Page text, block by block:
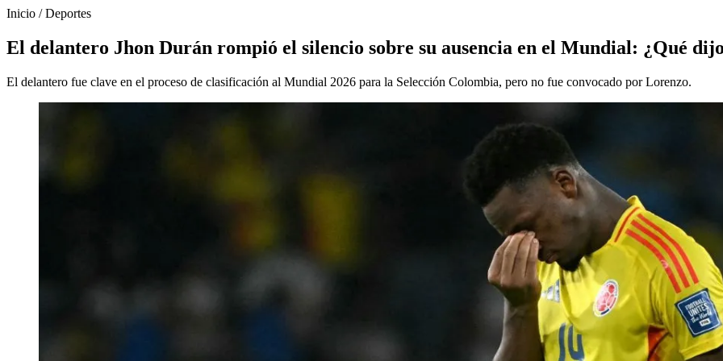
Inicio /Deportes
El delantero Jhon Durán rompió el silencio sobre su ausencia en el Mundial: ¿Qué
El delantero fue clave en el proceso de clasificación al Mundial 2026 para la Selección Colombia, pero no fue convocado por Lorenzo.